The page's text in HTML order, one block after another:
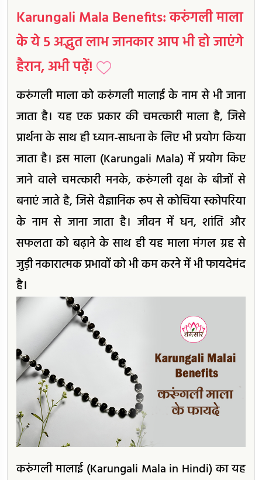
Karungali Mala Benefits: करुंगली माला
के ये 5 अद्भुत लाभ जानकार आप भी हो जाएंगे
हैरान, अभी पढ़ें!
करुंगली माला को करुंगली मालाई के नाम से भी जाना
जाता है। यह एक प्रकार की चमत्कारी माला है, जिसे
प्रार्थना के साथ ही ध्यान-साधना के लिए भी प्रयोग किया
जाता है। इस माला (Karungali Mala) में प्रयोग किए
जाने वाले चमत्कारी मनके, करुंगली वृक्ष के बीजों से
बनाएं जाते है, जिसे वैज्ञानिक रूप से कोचिया स्कोपरिया
के नाम से जाना जाता है। जीवन में धन, शांति और
सफलता को बढ़ाने के साथ ही यह माला मंगल ग्रह से
जुड़ी नकारात्मक प्रभावों को भी कम करने में भी फायदेमंद
है।
करुंगली मालाई (Karungali Mala in Hindi) का यह